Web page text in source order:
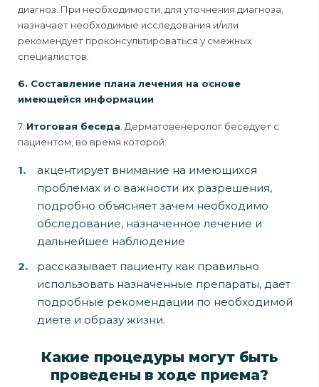
диагноз. При необходимости, для уточнения диагноза,
назначает необходимые исследования и/или
рекомендует проконсультироваться у смежных
специалистов.
6. Составление плана лечения на основе
имеющейся информации
7. Итоговая беседа . Дерматовенеролог беседует с
пациентом, во время которой:
акцентирует внимание на имеющихся
проблемах и о важности их разрешения,
подробно объясняет зачем необходимо
обследование, назначенное лечение и
дальнейшее наблюдение
рассказывает пациенту как правильно
использовать назначенные препараты, дает
подробные рекомендации по необходимой
диете и образу жизни.
Какие процедуры могут быть
проведены в ходе приема?